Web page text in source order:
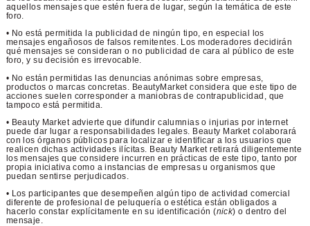
aquellos mensajes que estén fuera de lugar, según la temática de este
foro.
• No está permitida la publicidad de ningún tipo, en especial los
mensajes engañosos de falsos remitentes. Los moderadores decidirán
qué mensajes se consideran o no publicidad de cara al público de este
foro, y su decisión es irrevocable.
• No están permitidas las denuncias anónimas sobre empresas,
productos o marcas concretas. BeautyMarket considera que este tipo de
acciones suelen corresponder a maniobras de contrapublicidad, que
tampoco está permitida.
• Beauty Market advierte que difundir calumnias o injurias por internet
puede dar lugar a responsabilidades legales. Beauty Market colaborará
con los órganos públicos para localizar e identificar a los usuarios que
realicen dichas actividades ilícitas. Beauty Market retirará diligentemente
los mensajes que considere incurren en prácticas de este tipo, tanto por
propia iniciativa como a instancias de empresas u organismos que
puedan sentirse perjudicados.
• Los participantes que desempeñen algún tipo de actividad comercial
diferente de profesional de peluquería o estética están obligados a
hacerlo constar explícitamente en su identificación (nick) o dentro del
mensaje.